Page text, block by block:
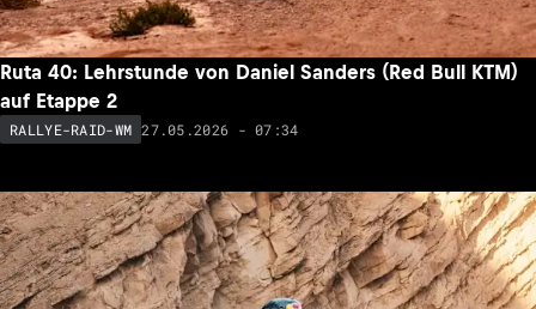
Ruta 40: Lehrstunde von Daniel Sanders (Red Bull KTM)
auf Etappe 2
RALLYE-RAID-WM 27.05.2026 - 07:34